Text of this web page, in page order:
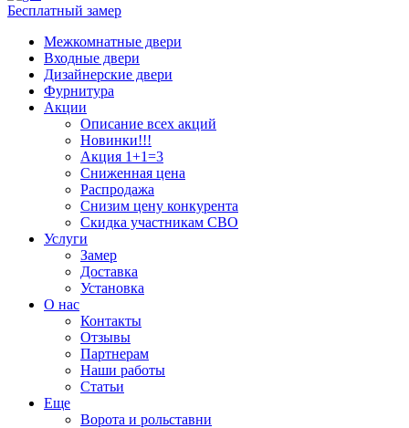
Бесплатный замер
Межкомнатные двери
Входные двери
Дизайнерские двери
Фурнитура
Акции
Описание всех акций
Новинки!!!
Акция 1+1=3
Сниженная цена
Распродажа
Снизим цену конкурента
Скидка участникам СВО
Услуги
Замер
Доставка
Установка
О нас
Контакты
Отзывы
Партнерам
Наши работы
Статьи
Еще
Ворота и рольставни